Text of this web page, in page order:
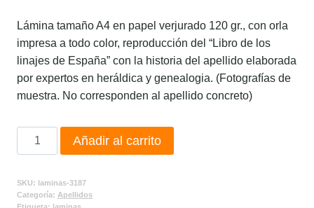
Lámina tamaño A4 en papel verjurado 120 gr., con orla
impresa a todo color, reproducción del “Libro de los
linajes de España” con la historia del apellido elaborada
por expertos en heráldica y genealogia. (Fotografías de
muestra. No corresponden al apellido concreto)
Añadir al carrito
SKU: laminas-3187
Categoría: Apellidos
Etiqueta: laminas